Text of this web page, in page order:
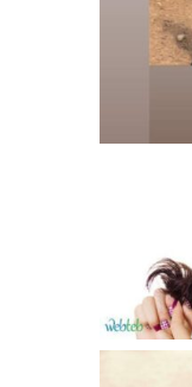
غير معدية،
لكن أحدى
مسببات